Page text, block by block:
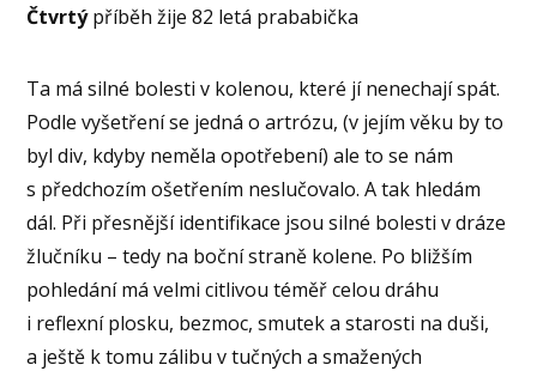
Čtvrtýpříběh žije 82 letá prababička
Ta má silné bolesti v kolenou, které jí nenechají spát.
Podle vyšetření se jedná o artrózu, (v jejím věku by to
byl div, kdyby neměla opotřebení) ale to se nám
s předchozím ošetřením neslučovalo. A tak hledám
dál. Při přesnější identifikace jsou silné bolesti v dráze
žlučníku – tedy na boční straně kolene. Po bližším
pohledání má velmi citlivou téměř celou dráhu
i reflexní plosku, bezmoc, smutek a starosti na duši,
a ještě k tomu zálibu v tučných a smažených